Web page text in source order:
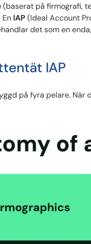
(baserat på firmografi,
IAP(Ideal Account
det som en
IAP
på fyra pelare.